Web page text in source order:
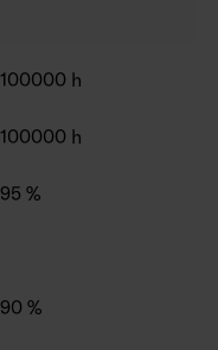
100000 h
100000 h
95 %
90 %